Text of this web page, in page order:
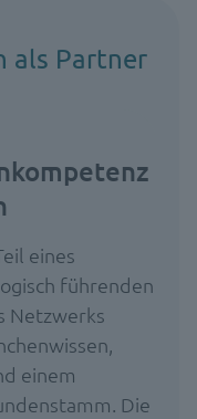
als Partner
eines
führenden
Netzwerks
einem
Die